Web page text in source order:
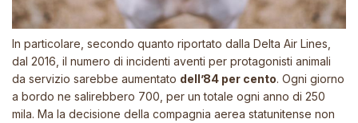
In particolare, secondo quanto riportato dalla Delta Air Lines,
dal 2016, il numero di incidenti aventi per protagonisti animali
da servizio sarebbe aumentato dell’84 per cento. Ogni giorno
a bordo ne salirebbero 700, per un totale ogni anno di 250
mila. Ma la decisione della compagnia aerea statunitense non